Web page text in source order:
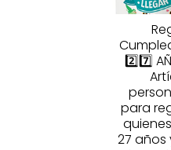
2️⃣7️⃣
para
27 años